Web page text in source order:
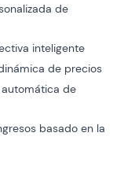
de
inteligente
de precios
de
basado en la